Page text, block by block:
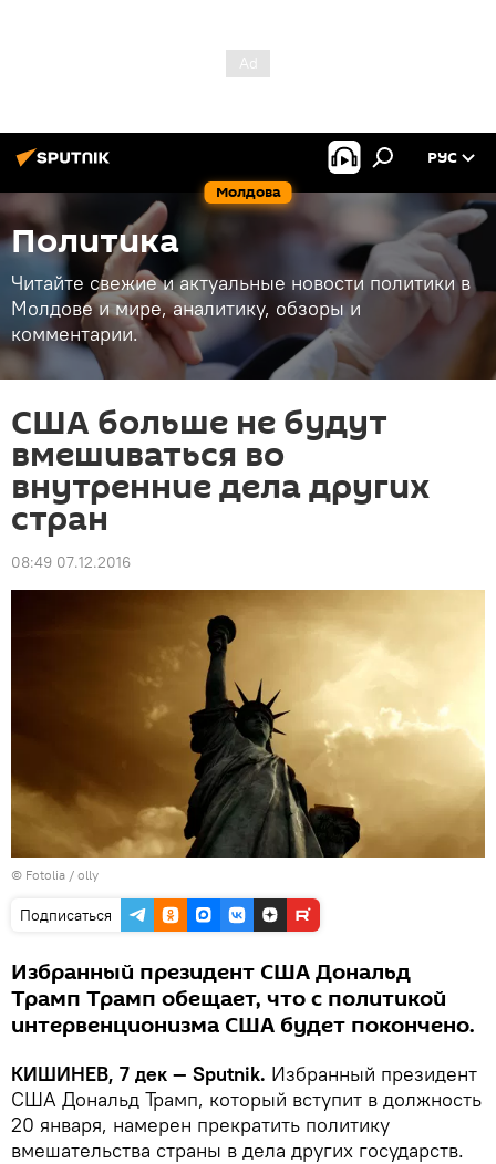
Молдова
РУС
Политика
Читайте свежие и актуальные новости политики в
Молдове и мире, аналитику, обзоры и
комментарии.
США больше не будут
вмешиваться во
внутренние дела других
стран
08:49 07.12.2016
© Fotolia / olly
Подписаться
Избранный президент США Дональд
Трамп Трамп обещает, что с политикой
интервенционизма США будет покончено.
КИШИНЕВ, 7 дек — Sputnik. Избранный президент
США Дональд Трамп, который вступит в должность
20 января, намерен прекратить политику
вмешательства страны в дела других государств.